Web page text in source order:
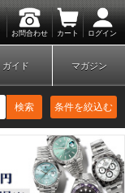
お問合わせ カート ログイン
ログイン
ガイド マガジン
検索 条件を絞込む